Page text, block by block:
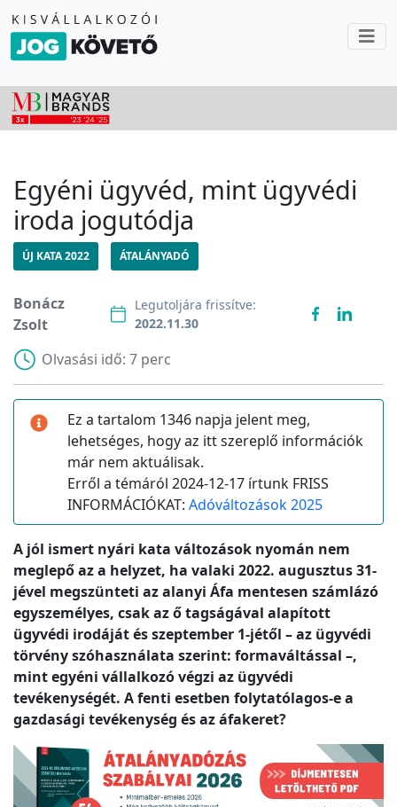
Egyéni ügyvéd, mint ügyvédi
iroda jogutódja
ÚJ KATA 2022 ÁTALÁNYADÓ
Bonácz
Zsolt
Legutoljára frissítve:
2022.11.30
Olvasási idő: 7 perc
Ez a tartalom 1346 napja jelent meg,
lehetséges, hogy az itt szereplő információk
már nem aktuálisak.
Erről a témáról 2024-12-17 írtunk FRISS
INFORMÁCIÓKAT: Adóváltozások 2025
A jól ismert nyári kata változások nyomán nem
meglepő az a helyzet, ha valaki 2022. augusztus 31-
jével megszünteti az alanyi Áfa mentesen számlázó
egyszemélyes, csak az ő tagságával alapított
ügyvédi irodáját és szeptember 1-jétől – az ügyvédi
törvény szóhasználata szerint: formaváltással –,
mint egyéni vállalkozó végzi az ügyvédi
tevékenységét. A fenti esetben folytatólagos-e a
gazdasági tevékenység és az áfakeret?